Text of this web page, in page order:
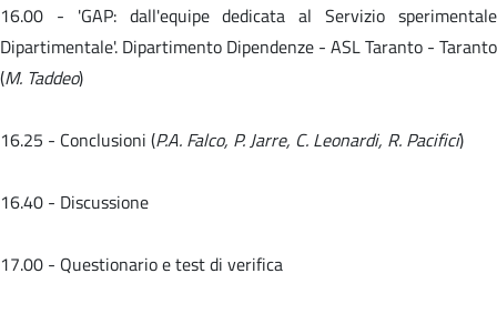
16.00 - 'GAP: dall'equipe dedicata al Servizio sperimentale
Dipartimentale'. Dipartimento Dipendenze - ASL Taranto - Taranto
(M. Taddeo)
16.25 - Conclusioni (P.A. Falco, P. Jarre, C. Leonardi, R. Pacifici)
16.40 - Discussione
17.00 - Questionario e test di verifica